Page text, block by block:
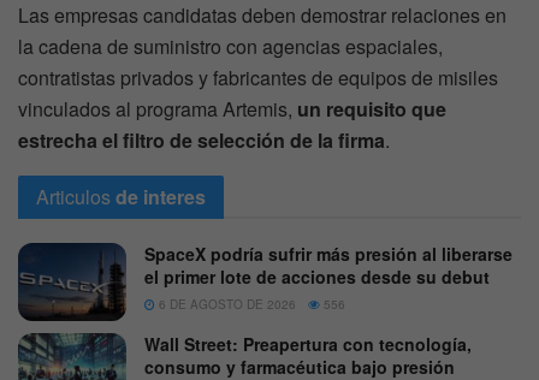
Las empresas candidatas deben demostrar relaciones en
la cadena de suministro con agencias espaciales,
contratistas privados y fabricantes de equipos de misiles
vinculados al programa Artemis, un requisito que
estrecha el filtro de selección de la firma.
Articulosde interes
SpaceX podría sufrir más presión al liberarse
el primer lote de acciones desde su debut
6 DE AGOSTO DE 2026 556
Wall Street: Preapertura con tecnología,
consumo y farmacéutica bajo presión